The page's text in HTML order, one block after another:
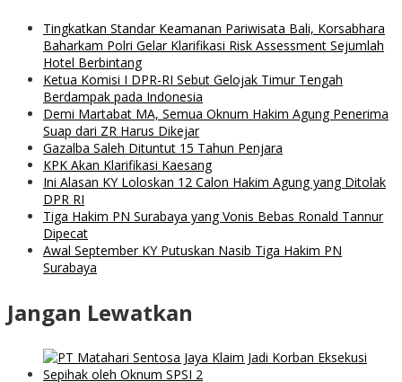
Tingkatkan Standar Keamanan Pariwisata Bali, Korsabhara
Baharkam Polri Gelar Klarifikasi Risk Assessment Sejumlah
Hotel Berbintang
Ketua Komisi I DPR-RI Sebut Gelojak Timur Tengah
Berdampak pada Indonesia
Demi Martabat MA, Semua Oknum Hakim Agung Penerima
Suap dari ZR Harus Dikejar
Gazalba Saleh Dituntut 15 Tahun Penjara
KPK Akan Klarifikasi Kaesang
Ini Alasan KY Loloskan 12 Calon Hakim Agung yang Ditolak
DPR RI
Tiga Hakim PN Surabaya yang Vonis Bebas Ronald Tannur
Dipecat
Awal September KY Putuskan Nasib Tiga Hakim PN
Surabaya
Jangan Lewatkan